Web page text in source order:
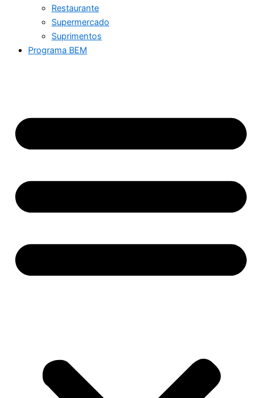
Restaurante
Supermercado
Suprimentos
Programa BEM